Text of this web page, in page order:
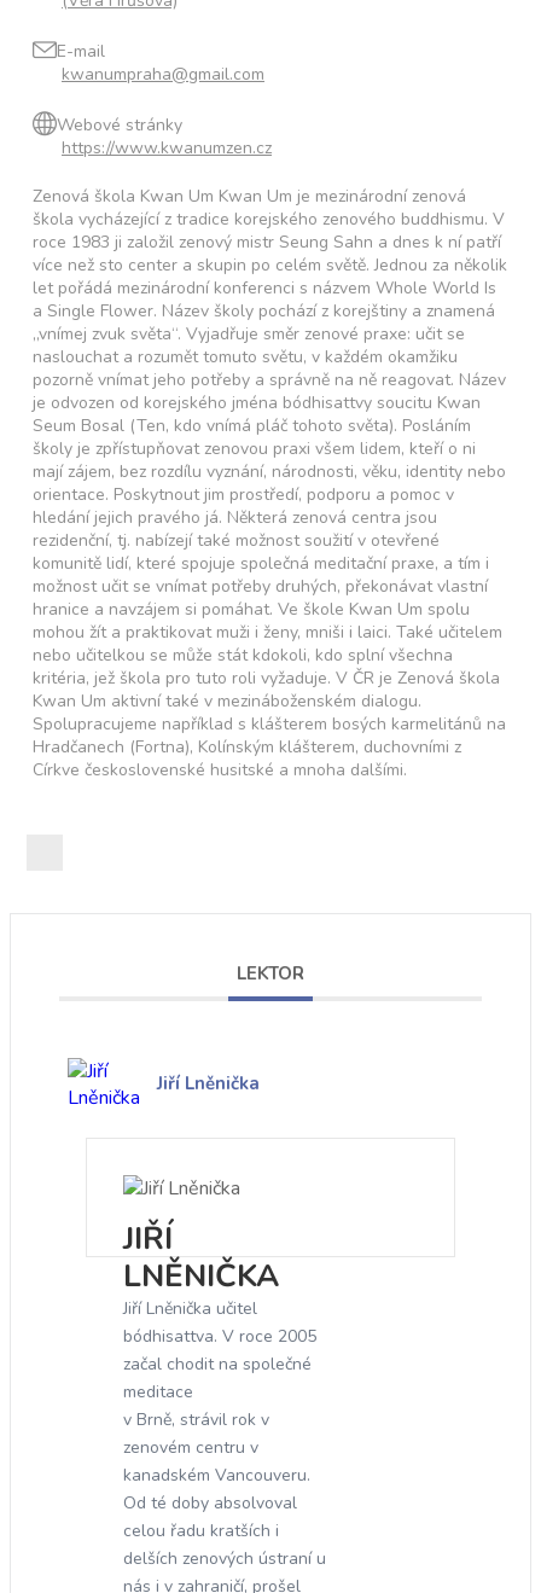
E-mail
kwanumpraha@gmail.com
Webové stránky
https://www.kwanumzen.cz
Zenová škola Kwan Um Kwan Um je mezinárodní zenová
škola vycházející z tradice korejského zenového buddhismu. V
roce 1983 ji založil zenový mistr Seung Sahn a dnes k ní patří
více než sto center a skupin po celém světě. Jednou za několik
let pořádá mezinárodní konferenci s názvem Whole World Is
a Single Flower. Název školy pochází z korejštiny a znamená
„vnímej zvuk světa“. Vyjadřuje směr zenové praxe: učit se
naslouchat a rozumět tomuto světu, v každém okamžiku
pozorně vnímat jeho potřeby a správně na ně reagovat. Název
je odvozen od korejského jména bódhisattvy soucitu Kwan
Seum Bosal (Ten, kdo vnímá pláč tohoto světa). Posláním
školy je zpřístupňovat zenovou praxi všem lidem, kteří o ni
mají zájem, bez rozdílu vyznání, národnosti, věku, identity nebo
orientace. Poskytnout jim prostředí, podporu a pomoc v
hledání jejich pravého já. Některá zenová centra jsou
rezidenční, tj. nabízejí také možnost soužití v otevřené
komunitě lidí, které spojuje společná meditační praxe, a tím i
možnost učit se vnímat potřeby druhých, překonávat vlastní
hranice a navzájem si pomáhat. Ve škole Kwan Um spolu
mohou žít a praktikovat muži i ženy, mniši i laici. Také učitelem
nebo učitelkou se může stát kdokoli, kdo splní všechna
kritéria, jež škola pro tuto roli vyžaduje. V ČR je Zenová škola
Kwan Um aktivní také v mezináboženském dialogu.
Spolupracujeme například s klášterem bosých karmelitánů na
Hradčanech (Fortna), Kolínským klášterem, duchovními z
Církve československé husitské a mnoha dalšími.
LEKTOR
Jiří Lněnička
JIŘÍ
LNĚNIČKA
Jiří Lněnička učitel
bódhisattva. V roce 2005
začal chodit na společné
meditace
v Brně, strávil rok v
zenovém centru v
kanadském Vancouveru.
Od té doby absolvoval
celou řadu kratších i
delších zenových ústraní u
nás i v zahraničí, prošel